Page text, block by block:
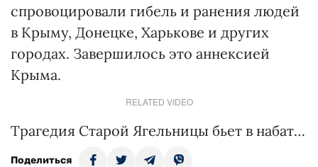
спровоцировали гибель и ранения людей
в Крыму, Донецке, Харькове и других
городах. Завершилось это аннексией
Крыма.
RELATED VIDEO
Трагедия Старой Ягельницы бьет в набат…
Поделиться